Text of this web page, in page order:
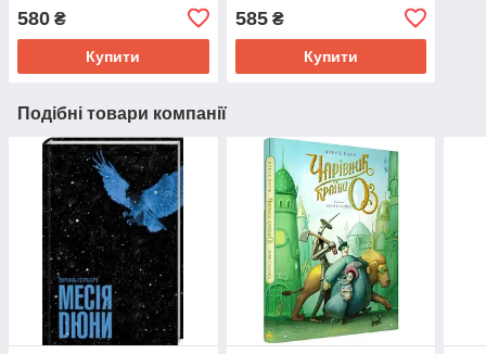
580 ₴
Купити
585₴
Купити
Подібні товари компанії